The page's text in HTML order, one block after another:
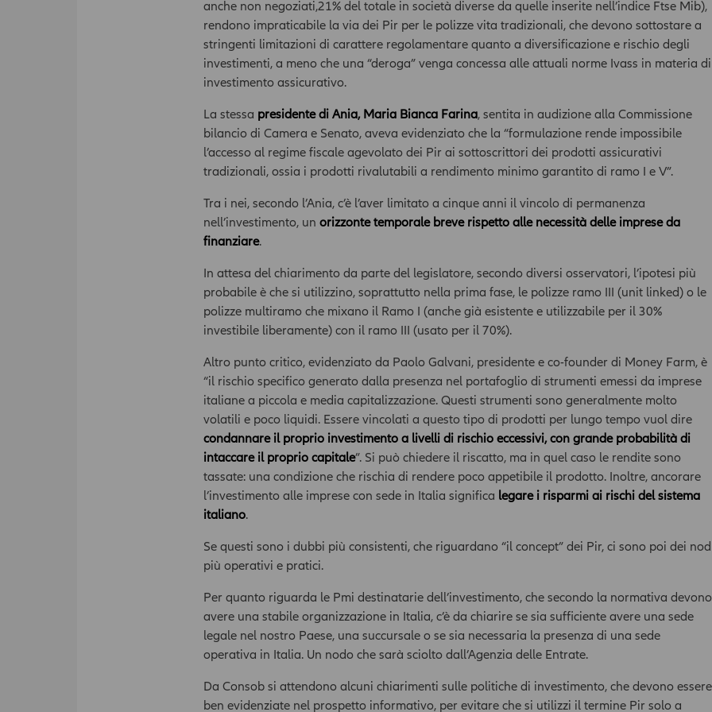
potrebbe non essere adeguato per l'utente; prima di effettuare
qualsiasi operazione, l'utente dovrà, pertanto, valutare, in
autonomia, la rilevanza delle informazioni pubblicate sull’Area
News ai fini delle proprie decisioni di investimento, della propria
situazione finanziaria e di qualsiasi altra circostanza rilevante,
garantisce l’aggiornamento, l’accuratezza, la completezza e
l’idoneità allo scopo dei dati e delle informazioni presenti
nell’Area; l’utilizzo e la diffusione di tali dati e informazioni da
parte dell’utente avviene, pertanto, sotto la propria esclusiva
informazioni pubblicate nell’ Area siano prodotte sulla base di
fonti attendibili; la Compagnia tuttavia non potrà in ogni caso
nell’ Area News possono basarsi su determinati dati, opinioni o
previsioni che possono cambiare nel tempo; in particolare
qualsiasi prezzo e valore pubblicato deve essere riferito alla
data e all'ora espressamente riportati; l'utente dovrà, pertanto,
verificarne sempre l'attualità.Dati ed informazioni presenti
nell’Area - incluso valori, notizie, immagini, grafici, disegni e
marchi - sono coperti da copyright e dalla normativa in materia
di proprietà industriale. All'utente non è concessa alcuna
licenza né diritto d'uso a scopo commerciale, senza preventiva
autorizzazione scritta da parte della Compagnia.
La Compagnia non assume alcuna garanzia e responsabilità
con riferimento ai siti esterni raggiungibili tramite i
collegamenti presenti nell’Area o attraverso i quali viene
raggiunta la stessa. Pertanto, l’utente accede a tali siti sotto la
indiretto, collegato all’utilizzo del sito e delle informazioni e/o
interruzione/sospensione del servizio e/o anomalie di
funzionamento, virus, ecc.), abuso da parte di terzi,
danneggiamento o perdita di programmi o altri dati dai propri
sistemi informatici.
ATTENZIONE: Le dichiarazioni prodotte costituiscono
autocertificazione ai sensi del D.P.R. n. 445 del 28 dicembre
anche non negoziati,21% del totale in società diverse da quelle inserite nell’indice Ftse Mib),
rendono impraticabile la via dei Pir per le polizze vita tradizionali, che devono sottostare a
stringenti limitazioni di carattere regolamentare quanto a diversificazione e rischio degli
investimenti, a meno che una “deroga” venga concessa alle attuali norme Ivass in materia di
investimento assicurativo.
La stessa presidente di Ania, Maria Bianca Farina, sentita in audizione alla Commissione
bilancio di Camera e Senato, aveva evidenziato che la “formulazione rende impossibile
l’accesso al regime fiscale agevolato dei Pir ai sottoscrittori dei prodotti assicurativi
tradizionali, ossia i prodotti rivalutabili a rendimento minimo garantito di ramo I e V”.
Tra i nei, secondo l’Ania, c’è l’aver limitato a cinque anni il vincolo di permanenza
nell’investimento, un orizzonte temporale breve rispetto alle necessità delle imprese da
finanziare.
In attesa del chiarimento da parte del legislatore, secondo diversi osservatori, l’ipotesi più
probabile è che si utilizzino, soprattutto nella prima fase, le polizze ramo III (unit linked) o le
polizze multiramo che mixano il Ramo I (anche già esistente e utilizzabile per il 30%
investibile liberamente) con il ramo III (usato per il 70%).
Altro punto critico, evidenziato da Paolo Galvani, presidente e co-founder di Money Farm, è
“il rischio specifico generato dalla presenza nel portafoglio di strumenti emessi da imprese
italiane a piccola e media capitalizzazione. Questi strumenti sono generalmente molto
volatili e poco liquidi. Essere vincolati a questo tipo di prodotti per lungo tempo vuol dire
condannare il proprio investimento a livelli di rischio eccessivi, con grande probabilità di
intaccare il proprio capitale”. Si può chiedere il riscatto, ma in quel caso le rendite sono
tassate: una condizione che rischia di rendere poco appetibile il prodotto. Inoltre, ancorare
l’investimento alle imprese con sede in Italia significa legare i risparmi ai rischi del sistema
italiano.
Se questi sono i dubbi più consistenti, che riguardano “il concept” dei Pir, ci sono poi dei
più operativi e pratici.
Per quanto riguarda le Pmi destinatarie dell’investimento, che secondo la normativa devono
avere una stabile organizzazione in Italia, c’è da chiarire se sia sufficiente avere una sede
legale nel nostro Paese, una succursale o se sia necessaria la presenza di una sede
operativa in Italia. Un nodo che sarà sciolto dall’Agenzia delle Entrate.
Da Consob si attendono alcuni chiarimenti sulle politiche di investimento, che devono essere
ben evidenziate nel prospetto informativo, per evitare che si utilizzi il termine Pir solo a